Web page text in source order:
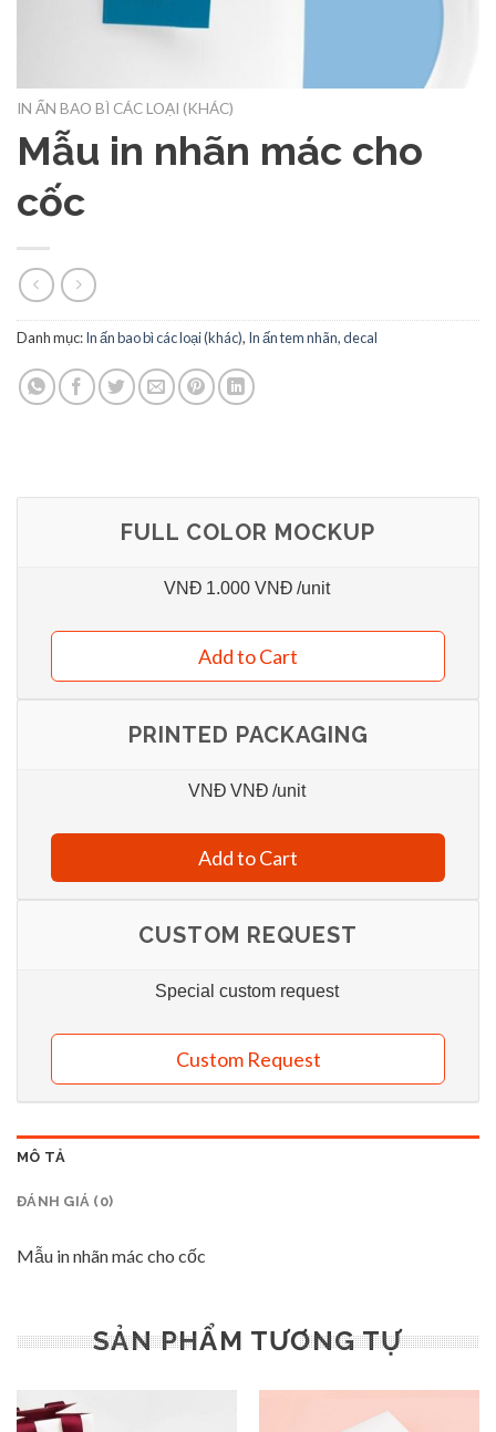
IN ẤN BAO BÌ CÁC LOẠI (KHÁC)
Mẫu in nhãn mác cho
cốc
Danh mục:In ấn bao bì các loại (khác), In ấn tem nhãn, decal
FULL COLOR MOCKUP
VNĐ 1.000 VNĐ /unit
Add to Cart
PRINTED PACKAGING
VNĐ VNĐ /unit
Add to Cart
CUSTOM REQUEST
Special custom request
Custom Request
MÔ TẢ
ĐÁNH GIÁ (0)
Mẫu in nhãn mác cho cốc
SẢN PHẨM TƯƠNG TỰ